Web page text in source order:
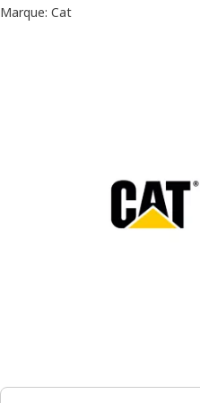
Marque: Cat